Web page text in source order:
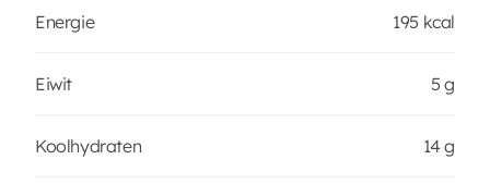
Energie 195 kcal
Eiwit 5 g
Koolhydraten 14 g